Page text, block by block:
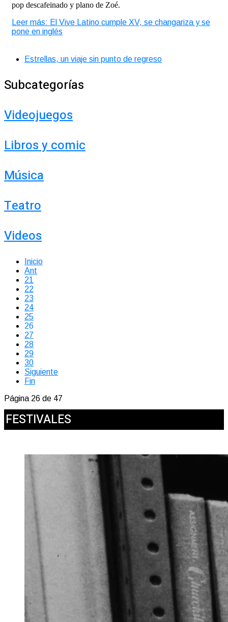
pop descafeinado y plano de Zoé.
Leer más: El Vive Latino cumple XV, se changariza y se
pone en inglés
Estrellas, un viaje sin punto de regreso
Subcategorías
Videojuegos
Libros y comic
Música
Teatro
Videos
Inicio
Ant
21
22
23
24
25
26
27
28
29
30
Siguiente
Fin
Página 26 de 47
FESTIVALES